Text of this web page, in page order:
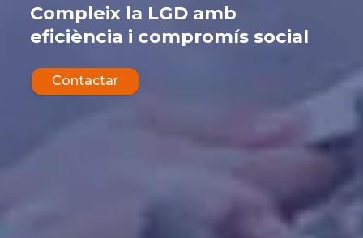
Compleix la LGD amb
eficiència i compromís social
Contactar